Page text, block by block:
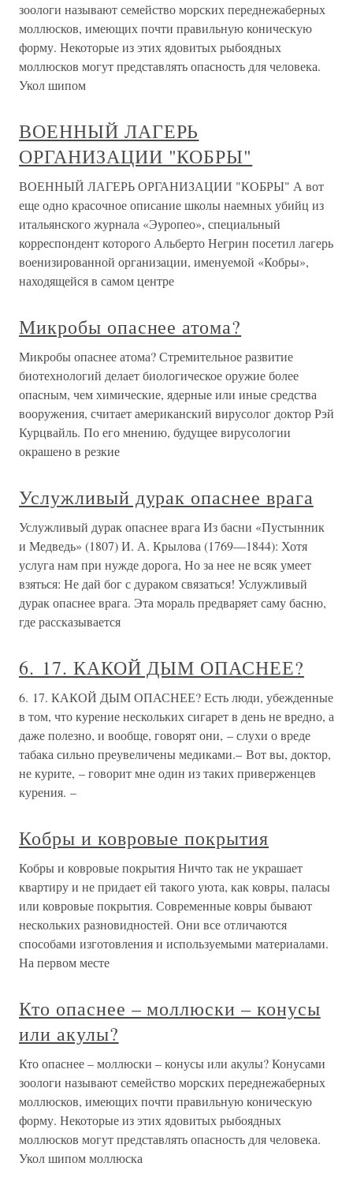
зоологи называют семейство морских переднежаберных
моллюсков, имеющих почти правильную коническую
форму. Некоторые из этих ядовитых рыбоядных
моллюсков могут представлять опасность для человека.
Укол шипом
ВОЕННЫЙ ЛАГЕРЬ
ОРГАНИЗАЦИИ "КОБРЫ"
ВОЕННЫЙ ЛАГЕРЬ ОРГАНИЗАЦИИ "КОБРЫ" А вот
еще одно красочное описание школы наемных убийц из
итальянского журнала «Эуропео», специальный
корреспондент которого Альберто Негрин посетил лагерь
военизированной организации, именуемой «Кобры»,
находящейся в самом центре
Микробы опаснее атома?
Микробы опаснее атома? Стремительное развитие
биотехнологий делает биологическое оружие более
опасным, чем химические, ядерные или иные средства
вооружения, считает американский вирусолог доктор Рэй
Курцвайль. По его мнению, будущее вирусологии
окрашено в резкие
Услужливый дурак опаснее врага
Услужливый дурак опаснее врага Из басни «Пустынник
и Медведь» (1807) И. А. Крылова (1769—1844): Хотя
услуга нам при нужде дорога, Но за нее не всяк умеет
взяться: Не дай бог с дураком связаться! Услужливый
дурак опаснее врага. Эта мораль предваряет саму басню,
где рассказывается
6. 17. КАКОЙ ДЫМ ОПАСНЕЕ?
6. 17. КАКОЙ ДЫМ ОПАСНЕЕ? Есть люди, убежденные
в том, что курение нескольких сигарет в день не вредно, а
даже полезно, и вообще, говорят они, – слухи о вреде
табака сильно преувеличены медиками.– Вот вы, доктор,
не курите, – говорит мне один из таких приверженцев
курения. –
Кобры и ковровые покрытия
Кобры и ковровые покрытия Ничто так не украшает
квартиру и не придает ей такого уюта, как ковры, паласы
или ковровые покрытия. Современные ковры бывают
нескольких разновидностей. Они все отличаются
способами изготовления и используемыми материалами.
На первом месте
Кто опаснее – моллюски – конусы
или акулы?
Кто опаснее – моллюски – конусы или акулы? Конусами
зоологи называют семейство морских переднежаберных
моллюсков, имеющих почти правильную коническую
форму. Некоторые из этих ядовитых рыбоядных
моллюсков могут представлять опасность для человека.
Укол шипом моллюска